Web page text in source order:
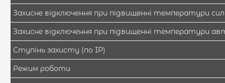
Захисне відключення при підвищенні температури
Захисне відключення при підвищенні температури
Ступінь захисту (по IP)
Режим роботи